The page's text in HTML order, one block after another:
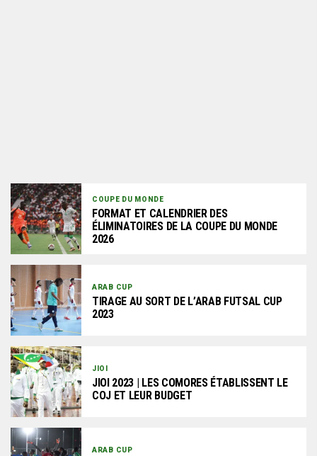
COUPE DU MONDE
FORMAT ET CALENDRIER DES
ÉLIMINATOIRES DE LA COUPE DU MONDE
2026
ARAB CUP
TIRAGE AU SORT DE L’ARAB FUTSAL CUP
2023
JIOI
JIOI 2023 | LES COMORES ÉTABLISSENT LE
COJ ET LEUR BUDGET
ARAB CUP